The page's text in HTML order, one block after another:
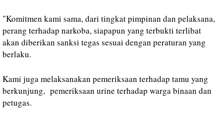
"Komitmen kami sama, dari tingkat pimpinan dan pelaksana,
perang terhadap narkoba, siapapun yang terbukti terlibat
akan diberikan sanksi tegas sesuai dengan peraturan yang
berlaku.
Kami juga melaksanakan pemeriksaan terhadap tamu yang
berkunjung, pemeriksaan urine terhadap warga binaan dan
petugas.